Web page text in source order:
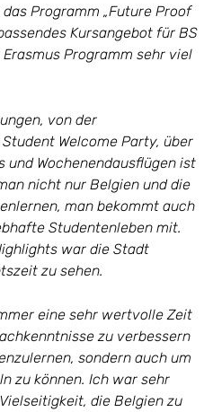
Programm „Future Proof
Kursangebot für BS
Programm sehr viel
von der
Welcome Party, über
und Wochenendausflügen ist
nicht nur Belgien und die
man bekommt auch
Studentenleben mit.
war die Stadt
zu sehen.
eine sehr wertvolle Zeit
zu verbessern
sondern auch um
zu können. Ich war sehr
die Belgien zu